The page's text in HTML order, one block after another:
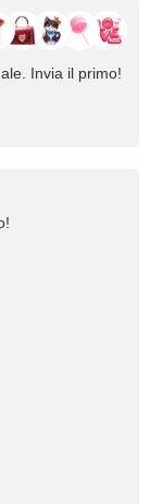
Invia il primo!